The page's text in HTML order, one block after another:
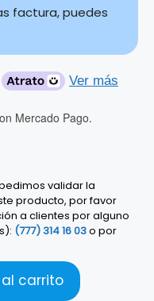
factura, puedes
Ver más
Mercado Pago.
validar la
producto, por favor
a clientes por alguno
(777) 314 16 03o por
carrito